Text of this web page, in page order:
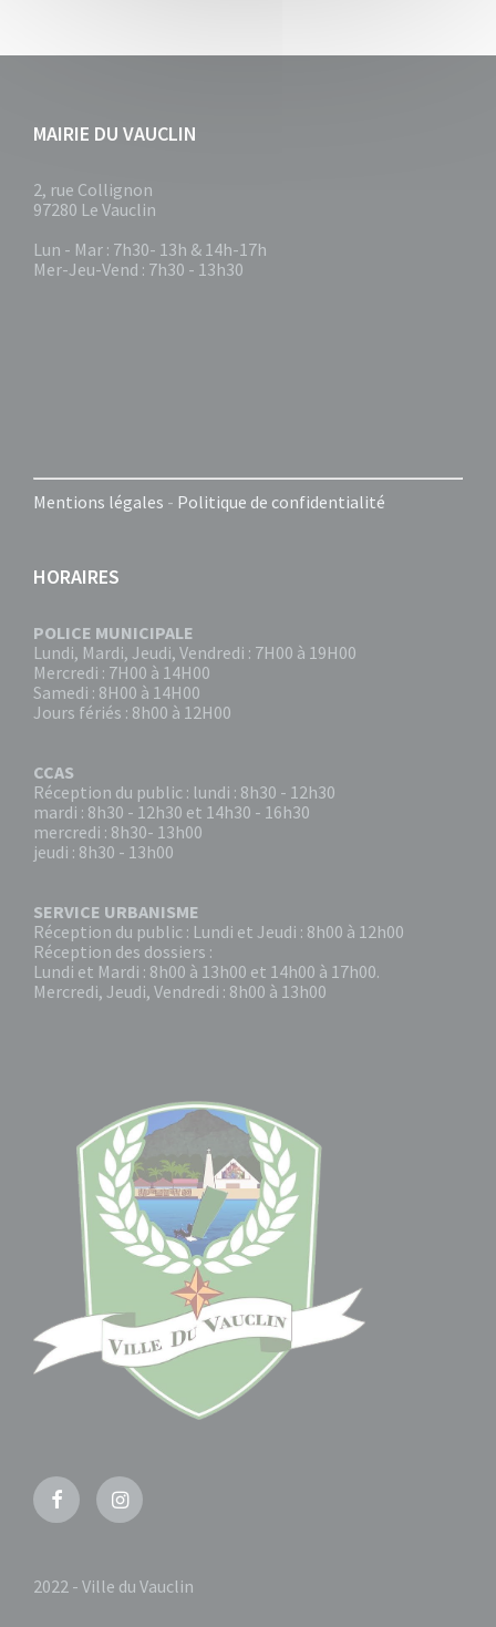
MAIRIE DU VAUCLIN
2, rue Collignon
97280 Le Vauclin
Lun - Mar : 7h30- 13h & 14h-17h
Mer-Jeu-Vend : 7h30 - 13h30
Mentions légales - Politique de confidentialité
HORAIRES
POLICE MUNICIPALE
Lundi, Mardi, Jeudi, Vendredi : 7H00 à 19H00
Mercredi : 7H00 à 14H00
Samedi : 8H00 à 14H00
Jours fériés : 8h00 à 12H00
CCAS
Réception du public : lundi : 8h30 - 12h30
mardi : 8h30 - 12h30 et 14h30 - 16h30
mercredi : 8h30- 13h00
jeudi : 8h30 - 13h00
SERVICE URBANISME
Réception du public : Lundi et Jeudi : 8h00 à 12h00
Réception des dossiers :
Lundi et Mardi : 8h00 à 13h00 et 14h00 à 17h00.
Mercredi, Jeudi, Vendredi : 8h00 à 13h00
FacebookInstagram
2022 - Ville du Vauclin